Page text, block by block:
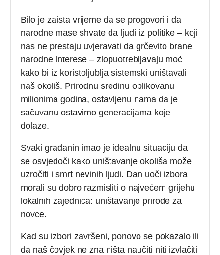
Bilo je zaista vrijeme da se progovori i da
narodne mase shvate da ljudi iz politike – koji
nas ne prestaju uvjeravati da grčevito brane
narodne interese – zlopuotrebljavaju moć
kako bi iz koristoljublja sistemski uništavali
naš okoliš. Prirodnu sredinu oblikovanu
milionima godina, ostavljenu nama da je
sačuvanu ostavimo generacijama koje
dolaze.
Svaki građanin imao je idealnu situaciju da
se osvjedoči kako uništavanje okoliša može
uzročiti i smrt nevinih ljudi. Dan uoči izbora
morali su dobro razmisliti o najvećem grijehu
lokalnih zajednica: uništavanje prirode za
novce.
Kad su izbori završeni, ponovo se pokazalo ili
da naš čovjek ne zna ništa naučiti niti izvlačiti